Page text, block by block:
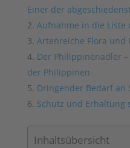
Einer der
Aufnahme in die Liste
Artenreiche Flora und
Der Philippinenadler
der Philippinen
Dringender Bedarf an
Schutz und Erhaltung
Inhaltsübersicht